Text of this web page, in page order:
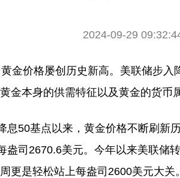
2024-09-29
价格屡创历史新高。美联储步入
金本身的供需特征以及黄金的货币
50基点以来，黄金价格不断刷新
盎司2670.6美元。今年以来美联
更是轻松站上每盎司2600美元大